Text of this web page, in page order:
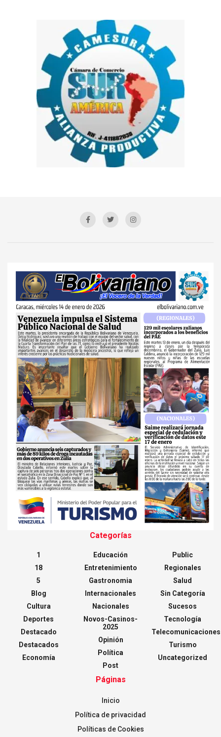
Categorías
1
18
5
Blog
Cultura
Deportes
Destacado
Destacados
Economía
Educación
Entretenimiento
Gastronomia
Internacionales
Nacionales
Novos-Casinos-
2025
Opinión
Política
Post
Public
Regionales
Salud
Sin Categoría
Sucesos
Tecnología
Telecomunicaciones
Turismo
Uncategorized
Páginas
Inicio
Política de privacidad
Políticas de Cookies